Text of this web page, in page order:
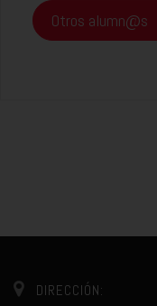
Otros alumn@s
DIRECCIÓN: